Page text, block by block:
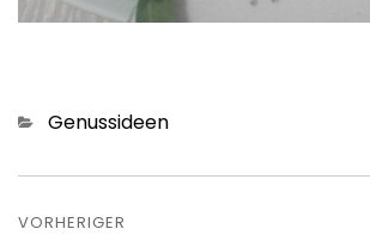
Kategorien
Genussideen
Beitragsnavigation
VORHERIGER